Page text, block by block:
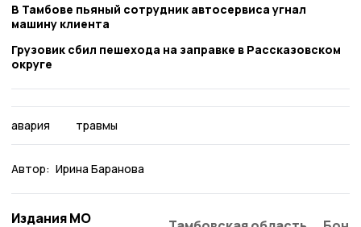
В Тамбове пьяный сотрудник автосервиса угнал
машину клиента
Грузовик сбил пешехода на заправке в Рассказовском
округе
авария травмы
Автор: Ирина Баранова
Издания МО